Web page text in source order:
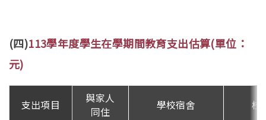
(四)113學年度學生在學期間教育支出估算(單位：
元)
支出項目
與家人
同住
學校宿舍 校